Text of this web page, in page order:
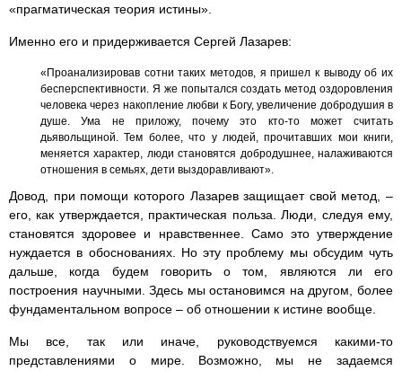
«прагматическая теория истины».
Именно его и придерживается Сергей Лазарев:
«Проанализировав сотни таких методов, я пришел к выводу об их
бесперспективности. Я же попытался создать метод оздоровления
человека через накопление любви к Богу, увеличение добродушия в
душе. Ума не приложу, почему это кто-то может считать
дьявольщиной. Тем более, что у людей, прочитавших мои книги,
меняется характер, люди становятся добродушнее, налаживаются
отношения в семьях, дети выздоравливают».
Довод, при помощи которого Лазарев защищает свой метод, –
его, как утверждается, практическая польза. Люди, следуя ему,
становятся здоровее и нравственнее. Само это утверждение
нуждается в обоснованиях. Но эту проблему мы обсудим чуть
дальше, когда будем говорить о том, являются ли его
построения научными. Здесь мы остановимся на другом, более
фундаментальном вопросе – об отношении к истине вообще.
Мы все, так или иначе, руководствуемся какими-то
представлениями о мире. Возможно, мы не задаемся